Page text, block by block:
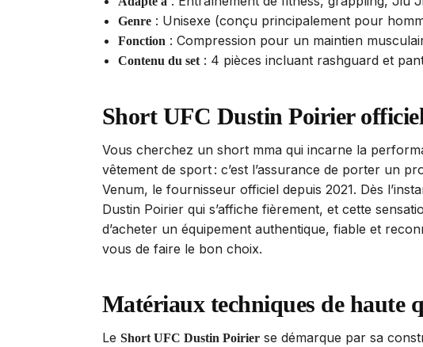
Genre: Unisexe (conçu principalement pour
Fonction : Compression pour un maintien
Contenu du set: 4 pièces incluant rashguard et
Short UFC Dustin Poirier
Vous cherchez un short mma qui incarne la
vêtement de sport : c’est l’assurance de porter un
Venum, le fournisseur officiel depuis 2021. Dès
Dustin Poirier qui s’affiche fièrement, et cette
d’acheter un équipement authentique, fiable et
vous de faire le bon choix.
Matériaux techniques de haute
Le Short UFC Dustin Poirierse démarque par sa